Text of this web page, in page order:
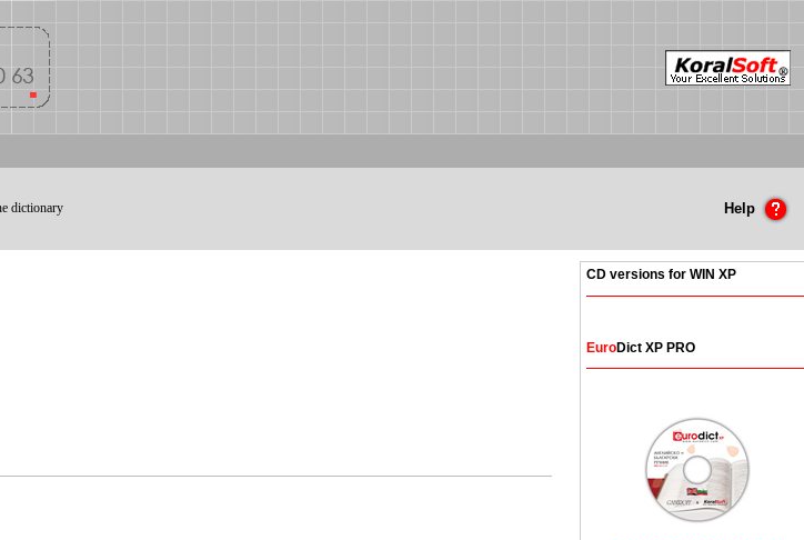
dictionary Help
CD versions for WIN XP
EuroDict XP PRO